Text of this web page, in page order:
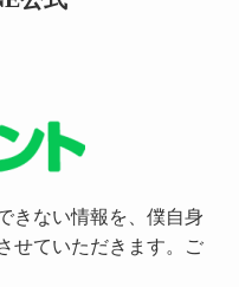
きない情報を、僕自身
せていただきます。ご